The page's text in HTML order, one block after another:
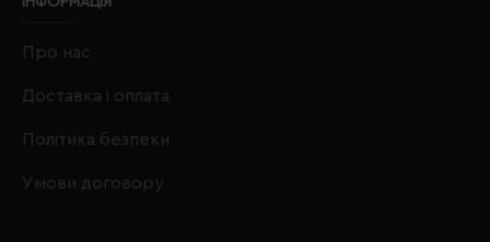
Про нас
Доставка і оплата
Політика безпеки
Умови договору